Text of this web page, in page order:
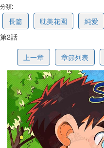
分類:
長篇 耽美花園
純愛
第2話
上一章 章節列表